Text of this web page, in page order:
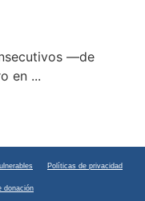
—de
en ...
Políticas de privacidad
donación